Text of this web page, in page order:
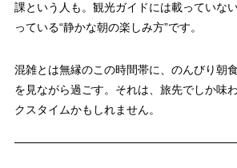
課という人も。観光ガイドには載っていな
っている“静かな朝の楽しみ方”です。
混雑とは無縁のこの時間帯に、のんびり朝
を見ながら過ごす。それは、旅先でしか味
クスタイムかもしれません。